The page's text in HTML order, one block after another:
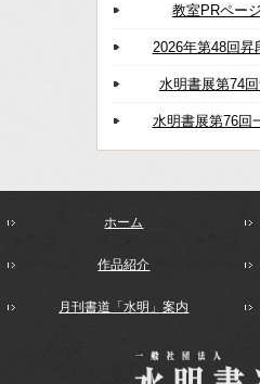
教室PRペー
2026年第48回
水明書展第74
水明書展第76回
ホーム
作品紹介
月刊書道「水明」案内